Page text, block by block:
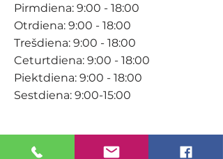
Pirmdiena: 9:00 - 18:00
Otrdiena: 9:00 - 18:00
Trešdiena: 9:00 - 18:00
Ceturtdiena: 9:00 - 18:00
Piektdiena: 9:00 - 18:00
Sestdiena: 9:00-15:00